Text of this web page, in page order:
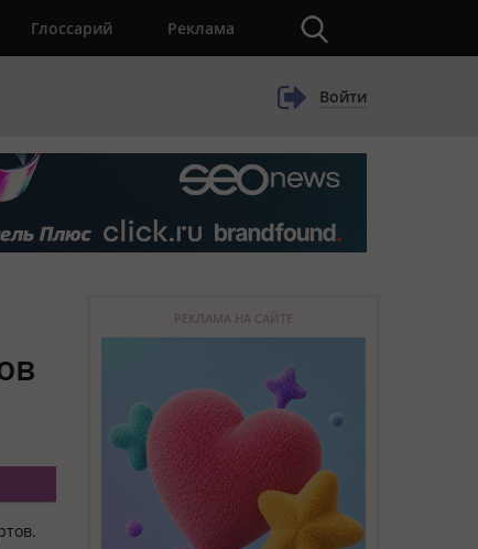
Глоссарий Реклама
Войти
РЕКЛАМА НА САЙТЕ